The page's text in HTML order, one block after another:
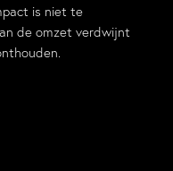
is niet te
de omzet verdwijnt